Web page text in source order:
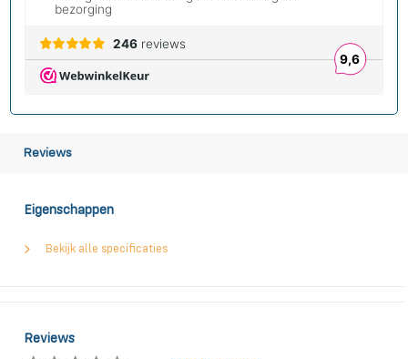
Reviews
Eigenschappen
Bekijk alle specificaties
Reviews